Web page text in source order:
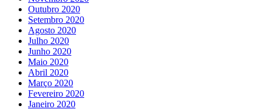
Outubro 2020
Setembro 2020
Agosto 2020
Julho 2020
Junho 2020
Maio 2020
Abril 2020
Março 2020
Fevereiro 2020
Janeiro 2020